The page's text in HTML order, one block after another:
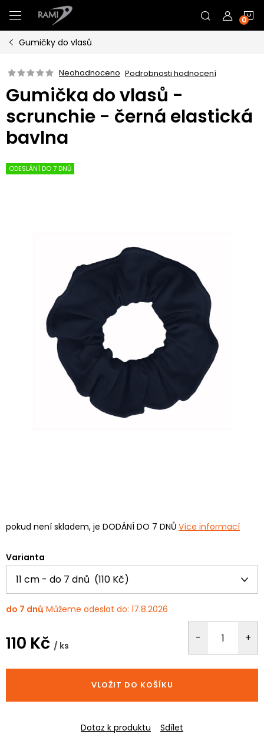
na
obsah
Gumičky do vlasů
Neohodnoceno Podrobnosti hodnocení
Gumička do vlasů -
scrunchie - černá elastická
bavlna
ODESLÁNÍ DO 7 DNŮ
pokud není skladem, je DODÁNÍ DO 7 DNŮ Více informací
Varianta
do 7 dnů 17.8.2026
110 Kč / ks
cena:
VLOŽIT DO KOŠÍKU
Dotaz k produktu Sdílet